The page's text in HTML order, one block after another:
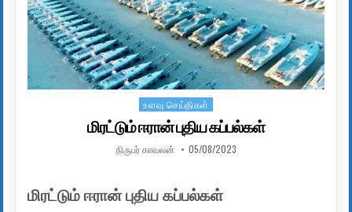
Posted in
உளவு செய்திகள்
மிரட்டும் ஈரான் புதிய கப்பல்கள்
AUTHOR:
நிருபர் காவலன் PUBLISHED DATE:
05/08/2023
மிரட்டும் ஈரான் புதிய கப்பல்கள்